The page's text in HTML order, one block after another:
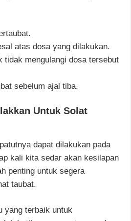
atas dosa yang dilakukan.
tidak mengulangi dosa tersebut
sebelum ajal tiba.
Untuk Solat
dapat dilakukan pada
kali kita sedar akan kesilapan
penting untuk segera
taubat.
yang terbaik untuk